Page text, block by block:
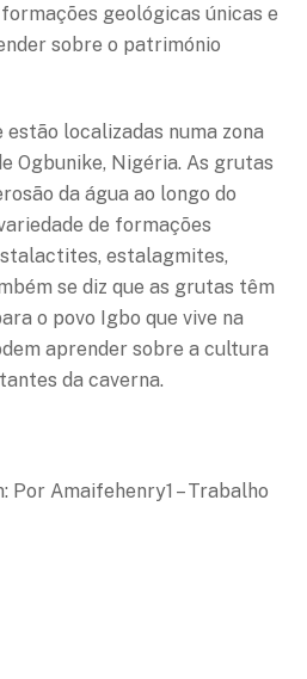
geológicas únicas e
sobre o património
estão localizadas numa zona
Ogbunike, Nigéria. As grutas
da água ao longo do
de formações
estalagmites,
se diz que as grutas têm
o povo Igbo que vive na
aprender sobre a cultura
da caverna.
Por Amaifehenry1 – Trabalho